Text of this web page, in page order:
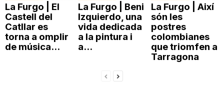
La Furgo | El
Castell del
Catllar es
torna a omplir
de música...
La Furgo | Beni
Izquierdo, una
vida dedicada
a la pintura i
a...
La Furgo | Així
són les
postres
colombianes
que triomfen a
Tarragona